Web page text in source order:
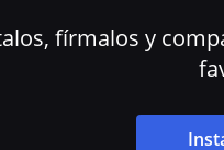
fírmalos y